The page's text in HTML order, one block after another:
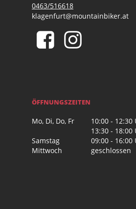
0463/516618
klagenfurt@mountainbiker.at
ÖFFNUNGSZEITEN
Mo, Di, Do, Fr
10:00 - 12:30
13:30 - 18:00
Samstag
09:00 - 16:00
Mittwoch
geschlossen